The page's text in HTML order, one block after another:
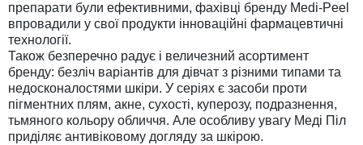
препарати були ефективними, фахівці бренду Medi-Peel
впровадили у свої продукти інноваційні фармацевтичні
технології.
Також безперечно радує і величезний асортимент
бренду: безліч варіантів для дівчат з різними типами та
недосконалостями шкіри. У серіях є засоби проти
пігментних плям, акне, сухості, куперозу, подразнення,
тьмяного кольору обличчя. Але особливу увагу Меді Піл
приділяє антивіковому догляду за шкірою.